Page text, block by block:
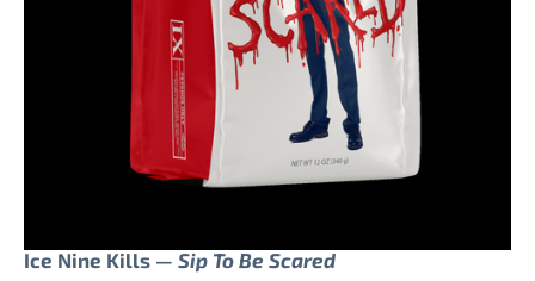
Ice Nine Kills — Sip To Be Scared